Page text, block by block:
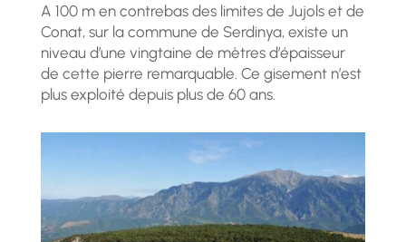
A 100 m en contrebas des limites de Jujols et de
Conat, sur la commune de Serdinya, existe un
niveau d’une vingtaine de mètres d’épaisseur
de cette pierre remarquable. Ce gisement n’est
plus exploité depuis plus de 60 ans.